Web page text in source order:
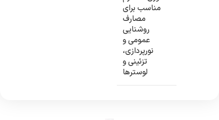
مناسب برای
مصارف
روشنایی
عمومی و
نورپردازی،
تزئینی و
لوسترها